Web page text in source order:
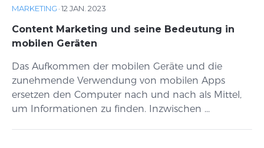
MARKETING ·12 JAN. 2023
Content Marketing und seine Bedeutung in
mobilen Geräten
Das Aufkommen der mobilen Geräte und die
zunehmende Verwendung von mobilen Apps
ersetzen den Computer nach und nach als Mittel,
um Informationen zu finden. Inzwischen ...